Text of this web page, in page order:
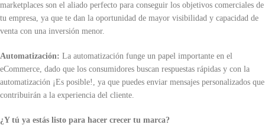
marketplaces son el aliado perfecto para conseguir los objetivos comerciales de
tu empresa, ya que te dan la oportunidad de mayor visibilidad y capacidad de
venta con una inversión menor.
Automatización: La automatización funge un papel importante en el
eCommerce, dado que los consumidores buscan respuestas rápidas y con la
automatización ¡Es posible!, ya que puedes enviar mensajes personalizados que
contribuirán a la experiencia del cliente.
¿Y tú ya estás listo para hacer crecer tu marca?